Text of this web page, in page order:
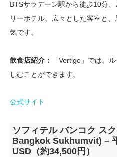
BTSサラデーン駅から徒歩10分
リーホテル。広々とした客室と
気です。
飲食店紹介：
「Vertigo」では、
しむことができます。
公式サイト
ソフィテル バンコク ス
Bangkok Sukhumvit) –
USD（約34,500円）